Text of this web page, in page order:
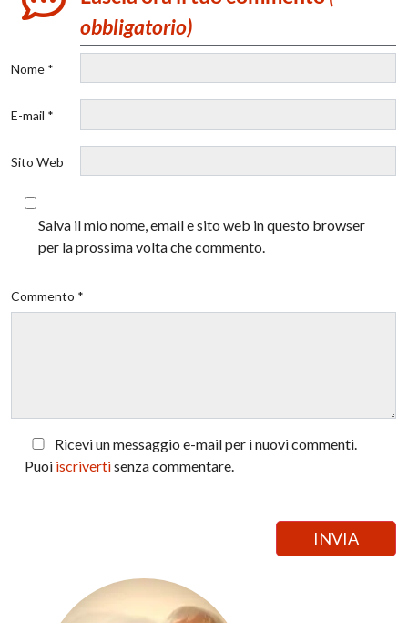
obbligatorio)
Nome *
E-mail *
Sito Web
Salva il mio nome, email e sito web in questo browser
per la prossima volta che commento.
Commento *
Ricevi un messaggio e-mail per i nuovi commenti.
Puoi iscrivertisenza commentare.